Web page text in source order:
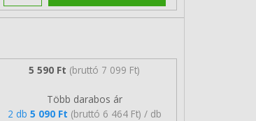
5 590 Ft (bruttó 7 099 Ft)
Több darabos ár
2 db 5 090 Ft (bruttó 6 464 Ft) / db